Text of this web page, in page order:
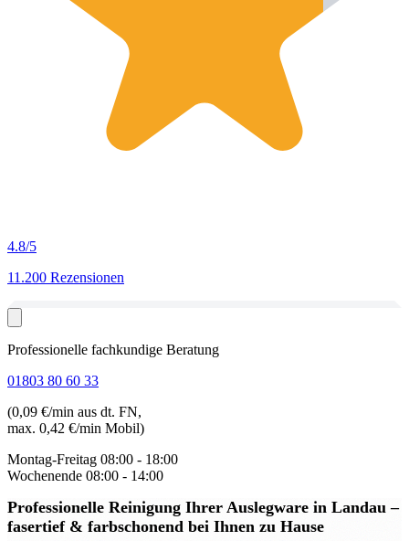
4.8/5
11.200 Rezensionen
Professionelle fachkundige Beratung
01803 80 60 33
(0,09 €/min aus dt. FN,
max. 0,42 €/min Mobil)
Montag-Freitag 08:00 - 18:00
Wochenende 08:00 - 14:00
Professionelle Reinigung Ihrer Auslegware in Landau–
fasertief & farbschonend bei Ihnen zu Hause